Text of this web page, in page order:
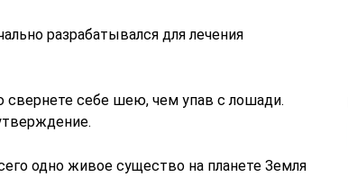
разрабатывался для лечения
себе шею, чем упав с лошади.
одно живое существо на планете Земля